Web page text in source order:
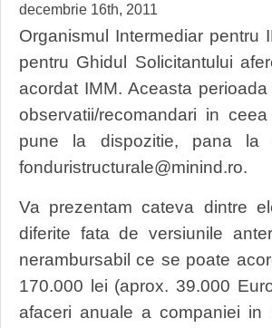
decembrie 16th, 2011
Organismul Intermediar
pentru Ghidul Solicitantului
acordat IMM. Aceasta
observatii/recomandari in
pune la dispozitie, pana la
fonduristructurale@minind.ro.
Va prezentam cateva dintre
diferite fata de versiunile
nerambursabil ce se poate
170.000 lei (aprox. 39.000
afaceri anuale a companiei in